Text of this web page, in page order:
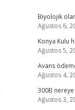
Biyolojik
Ağustos 6,
Konya Kulu
Ağustos 5,
Avans
Ağustos 4,
300B
Ağustos 3,